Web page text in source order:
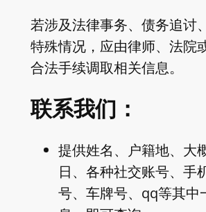
若涉及法律事务、债务追讨
特殊情况，应由律师、法院
合法手续调取相关信息。
联系我们：
提供姓名、户籍地、大
日、各种社交账号、手
号、车牌号、qq等其中